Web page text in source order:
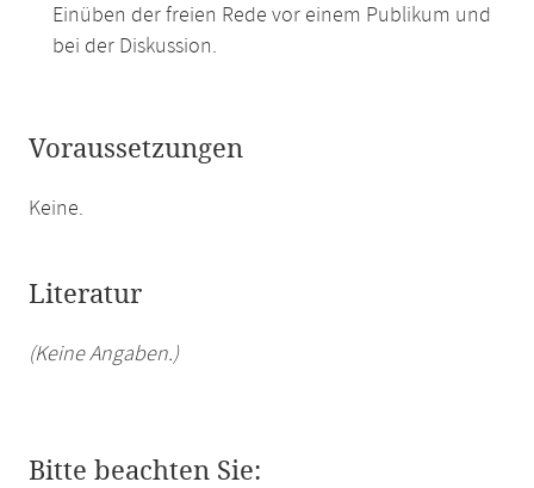
Einüben der freien Rede vor einem Publikum und
bei der Diskussion.
Voraussetzungen
Keine.
Literatur
(Keine Angaben.)
Bitte beachten Sie: